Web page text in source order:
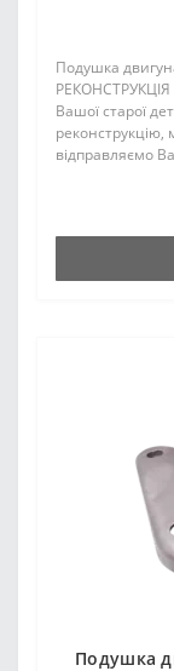
Подушка
РЕКОНСТРУКЦІЯ
Вашої старої
реконструкцію,
відправляємо
Подушка